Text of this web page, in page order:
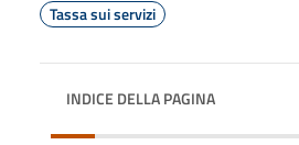
Tassa sui servizi
INDICE DELLA PAGINA